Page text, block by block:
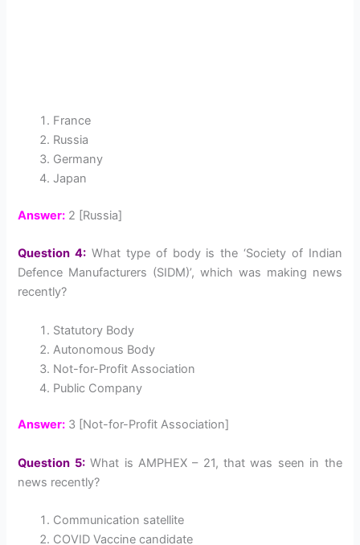
France
Russia
Germany
Japan
Answer: 2 [Russia]
Question 4: What type of body is the ‘Society of Indian
Defence Manufacturers (SIDM)’, which was making news
recently?
Statutory Body
Autonomous Body
Not-for-Profit Association
Public Company
Answer: 3 [Not-for-Profit Association]
Question 5:What is AMPHEX – 21, that was seen in the
news recently?
Communication satellite
COVID Vaccine candidate